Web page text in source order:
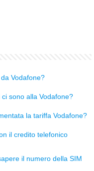
Vodafone?
sono alla Vodafone?
la tariffa Vodafone?
il credito telefonico
il numero della SIM